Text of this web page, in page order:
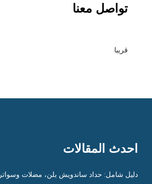
تواصل معنا
قريبا
احدث المقالات
دليل شامل: حداد ساندويش بلن، مضلات وسواتر 0569557581